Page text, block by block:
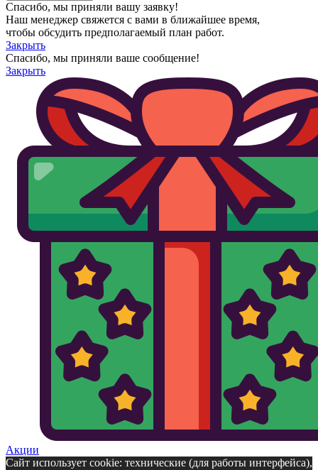
Спасибо, мы приняли вашу заявку!
Наш менеджер свяжется с вами в ближайшее время,
чтобы обсудить предполагаемый план работ.
Закрыть
Спасибо, мы приняли ваше сообщение!
Закрыть
Акции
Сайт использует cookie: технические (для работы интерфейса),